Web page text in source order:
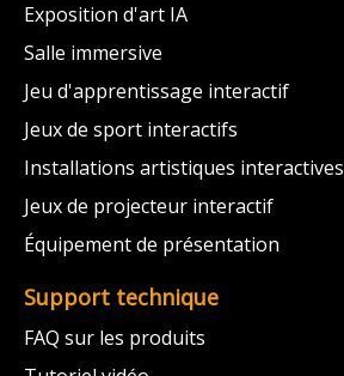
Exposition d'art IA
Salle immersive
Jeu d'apprentissage interactif
Jeux de sport interactifs
Installations artistiques interactives
Jeux de projecteur interactif
Équipement de présentation
Support technique
FAQ sur les produits